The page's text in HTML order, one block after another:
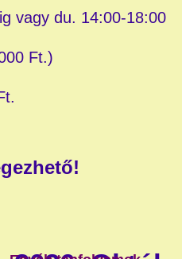
vagy du. 14:00-18:00
Ft.)